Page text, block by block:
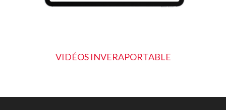
VIDÉOS INVERAPORTABLE